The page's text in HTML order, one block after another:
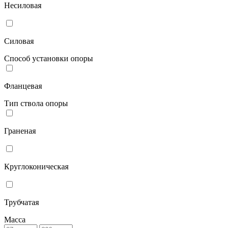
Несиловая
Силовая
Способ установки опоры
Фланцевая
Тип ствола опоры
Граненая
Круглоконическая
Трубчатая
Масса